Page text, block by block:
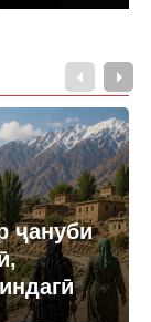
ҷануби